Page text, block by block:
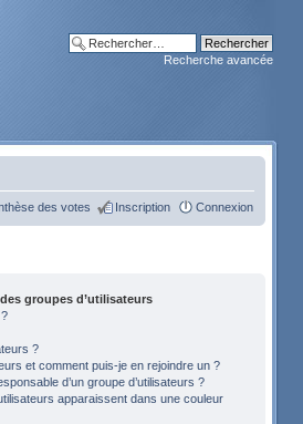
Recherche avancée
des votes Inscription Connexion
groupes d’utilisateurs
?
et comment puis-je en rejoindre un ?
d’un groupe d’utilisateurs ?
apparaissent dans une couleur